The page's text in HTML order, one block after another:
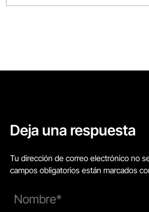
Deja una respuesta
Tu dirección de correo electrónico no
campos obligatorios están marcados